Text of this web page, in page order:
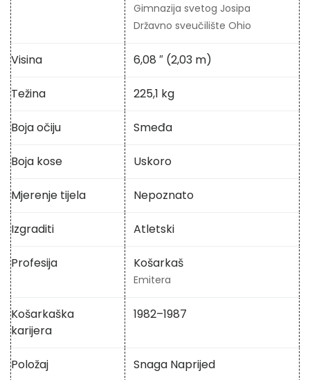
Gimnazija svetog Josipa
Državno sveučilište Ohio
Visina 6,08 ″ (2,03 m)
Težina 225,1 kg
Boja očiju Smeđa
Boja kose Uskoro
Mjerenje tijela Nepoznato
Izgraditi Atletski
Profesija Košarkaš
Emitera
Košarkaška
karijera
1982–1987
Položaj Snaga Naprijed